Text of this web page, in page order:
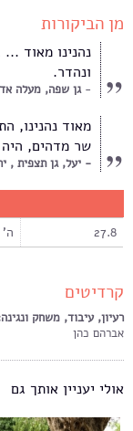
מן הביקורות
נהנינו מאוד
ונהדר.
גן שפה, מעלה
מאוד נהנינו,
שר מדהים, היה
יעל, גן תצפית ,
27.8 ה'
קרדיטים
רעיון, עיבוד, משחק
אברהם כהן
אולי יעניין אותך גם